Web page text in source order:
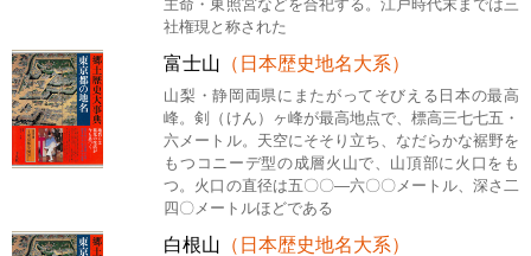
主命・東照宮などを合祀する。江戸時代末までは三
社権現と称された
富士山 （日本歴史地名大系）
山梨・静岡両県にまたがってそびえる日本の最高
峰。剣（けん）ヶ峰が最高地点で、標高三七七五・
六メートル。天空にそそり立ち、なだらかな裾野を
もつコニーデ型の成層火山で、山頂部に火口をも
つ。火口の直径は五〇〇―六〇〇メートル、深さ二
四〇メートルほどである
白根山 （日本歴史地名大系）